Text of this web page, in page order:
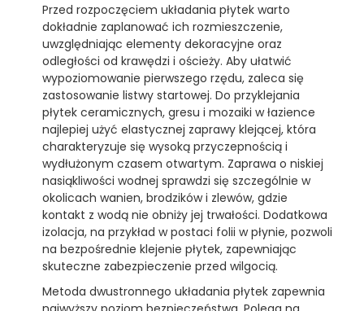
Przed rozpoczęciem układania płytek warto
dokładnie zaplanować ich rozmieszczenie,
uwzględniając elementy dekoracyjne oraz
odległości od krawędzi i ościeży. Aby ułatwić
wypoziomowanie pierwszego rzędu, zaleca się
zastosowanie listwy startowej. Do przyklejania
płytek ceramicznych, gresu i mozaiki w łazience
najlepiej użyć elastycznej zaprawy klejącej, która
charakteryzuje się wysoką przyczepnością i
wydłużonym czasem otwartym. Zaprawa o niskiej
nasiąkliwości wodnej sprawdzi się szczególnie w
okolicach wanien, brodzików i zlewów, gdzie
kontakt z wodą nie obniży jej trwałości. Dodatkowa
izolacja, na przykład w postaci folii w płynie, pozwoli
na bezpośrednie klejenie płytek, zapewniając
skuteczne zabezpieczenie przed wilgocią.
Metoda dwustronnego układania płytek zapewnia